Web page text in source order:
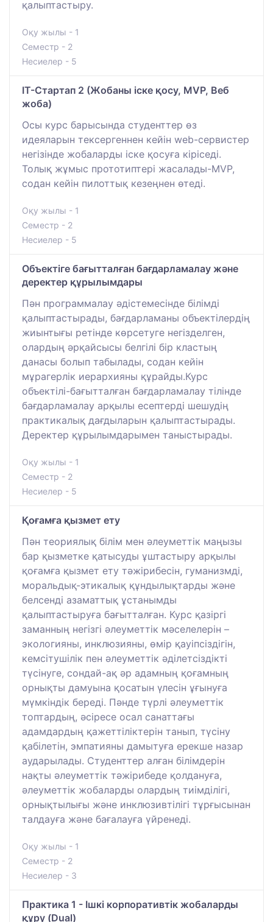
қалыптастыру.
Оқу жылы - 1
Семестр - 2
Несиелер - 5
IT-Стартап 2 (Жобаны іске қосу, MVP, Веб
жоба)
Осы курс барысында студенттер өз
идеяларын тексергеннен кейін web-сервистер
негізінде жобаларды іске қосуға кіріседі.
Толық жұмыс прототиптері жасалады-MVP,
содан кейін пилоттық кезеңнен өтеді.
Оқу жылы - 1
Семестр - 2
Несиелер - 5
Объектіге бағытталған бағдарламалау және
деректер құрылымдары
Пән программалау әдістемесінде білімді
қалыптастырады, бағдарламаны объектілердің
жиынтығы ретінде көрсетуге негізделген,
олардың әрқайсысы белгілі бір кластың
данасы болып табылады, содан кейін
мұрагерлік иерархияны құрайды.Курс
объектілі-бағытталған бағдарламалау тілінде
бағдарламалау арқылы есептерді шешудің
практикалық дағдыларын қалыптастырады.
Деректер құрылымдарымен таныстырады.
Оқу жылы - 1
Семестр - 2
Несиелер - 5
Қоғамға қызмет ету
Пән теориялық білім мен әлеуметтік маңызы
бар қызметке қатысуды ұштастыру арқылы
қоғамға қызмет ету тәжірибесін, гуманизмді,
моральдық-этикалық құндылықтарды және
белсенді азаматтық ұстанымды
қалыптастыруға бағытталған. Курс қазіргі
заманның негізгі әлеуметтік мәселелерін –
экологияны, инклюзияны, өмір қауіпсіздігін,
кемсітушілік пен әлеуметтік әділетсіздікті
түсінуге, сондай-ақ әр адамның қоғамның
орнықты дамуына қосатын үлесін ұғынуға
мүмкіндік береді. Пәнде түрлі әлеуметтік
топтардың, әсіресе осал санаттағы
адамдардың қажеттіліктерін танып, түсіну
қабілетін, эмпатияны дамытуға ерекше назар
аударылады. Студенттер алған білімдерін
нақты әлеуметтік тәжірибеде қолдануға,
әлеуметтік жобаларды олардың тиімділігі,
орнықтылығы және инклюзивтілігі тұрғысынан
талдауға және бағалауға үйренеді.
Оқу жылы - 1
Семестр - 2
Несиелер - 3
Практика 1 - Ішкі корпоративтік жобаларды
құру (Dual)